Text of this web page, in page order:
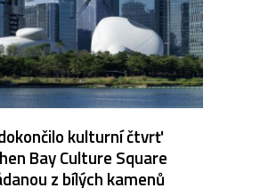
kulturní čtvrť
Bay Culture Square
z bílých kamenů